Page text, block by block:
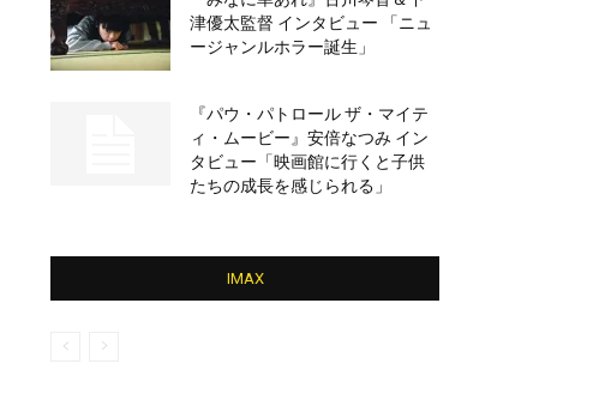
津優太監督 インタビュー 「ニュ
ージャンルホラー誕生」
『パウ・パトロール ザ・マイテ
ィ・ムービー』安倍なつみ イン
タビュー「映画館に行くと子供
たちの成長を感じられる」
IMAX